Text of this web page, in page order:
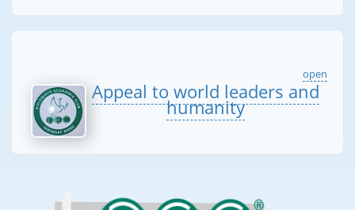
open
Appeal to world leaders and
humanity